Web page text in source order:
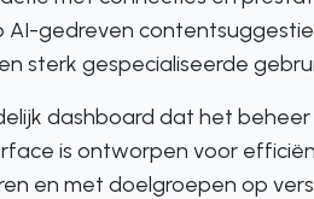
gedreven
sterk gespecialiseerde
dashboard dat het
is ontworpen voor
en met doelgroepen op